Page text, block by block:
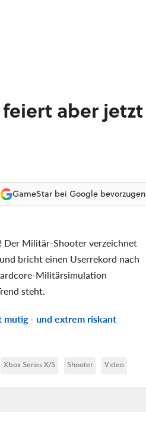
aber jetzt
GameStar bei Google bevorzugen
Der Militär-Shooter verzeichnet
bricht einen Userrekord nach
Militärsimulation
steht.
mutig - und extrem riskant
Xbox Series X/S Shooter Video